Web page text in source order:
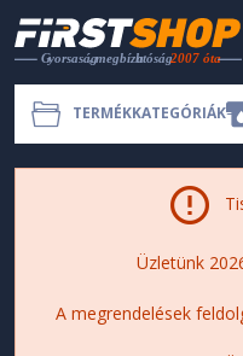
TERMÉKKATEGÓRIÁK
Üzletünk
A megrendelések